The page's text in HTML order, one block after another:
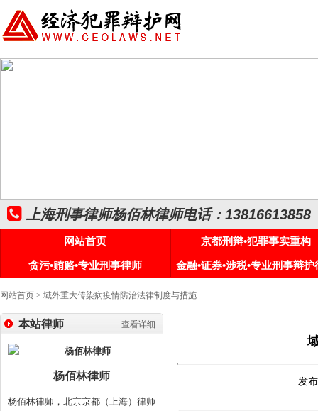
上海刑事律师杨佰林律师电话：13816613858
网站首页
京都刑辩•犯罪事实重构
贪污•贿赂•专业刑事律师
金融•证券•涉税•专业刑事辩护
网站首页 > 域外重大传染病疫情防治法律制度与措施
查看详细
本站律师
杨佰林律师
杨佰林律师，北京京都（上海）律师
发